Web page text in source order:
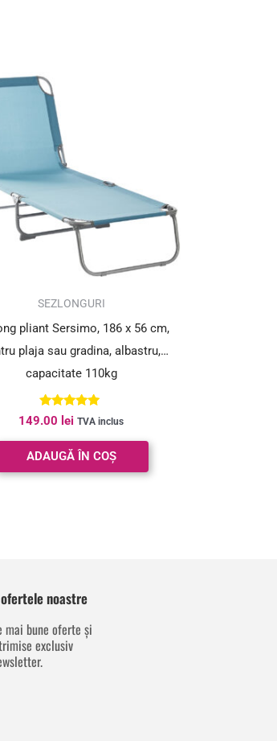
SEZLONGURI
pliant Sersimo, 186 x 56 cm,
plaja sau gradina, albastru,
capacitate 110kg
Evaluat la
4.80
din 5
149.00 lei TVA inclus
ADAUGĂ ÎN COȘ
noastre
mai bune oferte și
exclusiv